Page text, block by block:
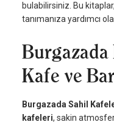
bulabilirsiniz. Bu
tanımanıza yardımcı
Burgazada
Kafe ve
Burgazada Sahil
kafeleri, sakin